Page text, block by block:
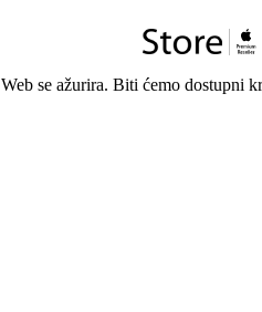
Web se ažurira. Biti ćemo dostupni